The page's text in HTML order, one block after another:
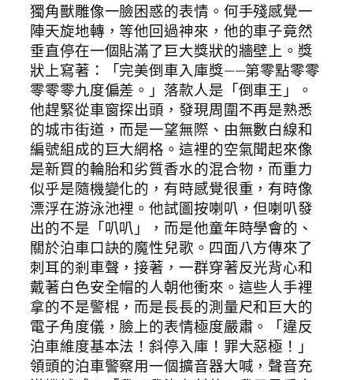
獨角獸雕像一臉困惑的表情。何手殘感覺一
陣天旋地轉，等他回過神來，他的車子竟然
垂直停在一個貼滿了巨大獎狀的牆壁上。獎
狀上寫著：「完美倒車入庫獎——第零點零零
零零零九度偏差。」落款人是「倒車王」。
他趕緊從車窗探出頭，發現周圍不再是熟悉
的城市街道，而是一望無際、由無數白線和
編號組成的巨大網格。這裡的空氣聞起來像
是新買的輪胎和劣質香水的混合物，而重力
似乎是隨機變化的，有時感覺很重，有時像
漂浮在游泳池裡。他試圖按喇叭，但喇叭發
出的不是「叭叭」，而是他童年時學會的、
關於泊車口訣的魔性兒歌。四面八方傳來了
刺耳的剎車聲，接著，一群穿著反光背心和
戴著白色安全帽的人朝他衝來。這些人手裡
拿的不是警棍，而是長長的測量尺和巨大的
電子角度儀，臉上的表情極度嚴肅。「違反
泊車維度基本法！斜停入庫！罪大惡極！」
領頭的泊車警察用一個擴音器大喊，聲音充